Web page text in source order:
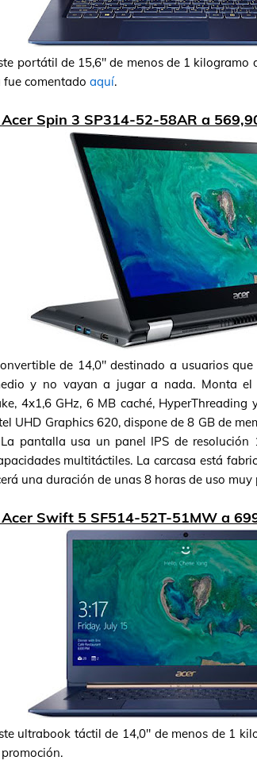
portátil de 15,6" de menos de 1 kilogramo
comentado aquí.
Acer Spin 3 SP314-52-58AR a
de 14,0" destinado a usuarios
y no vayan a jugar a nada. Monta el
4x1,6 GHz, 6 MB caché,
UHD Graphics 620, dispone de 8 GB de
pantalla usa un panel IPS de resolución
multitáctiles. La carcasa está
una duración de unas 8 horas de uso
Acer Swift 5 SF514-52T-51MW a
ultrabook táctil de 14,0" de menos de 1